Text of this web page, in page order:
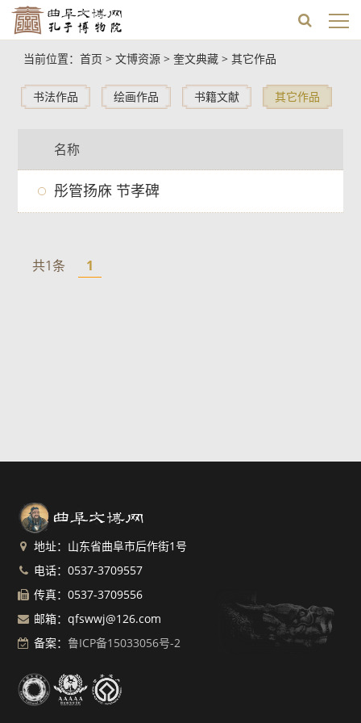
当前位置： 首页 > 文博资源> 奎文典藏> 其它作品
书法作品 绘画作品 书籍文献 其它作品
名称
彤管扬庥 节孝碑
共1条 1
地址：山东省曲阜市后作街1号
电话：0537-3709557
传真：0537-3709556
邮箱：qfswwj@126.com
备案： 鲁ICP备15033056号-2